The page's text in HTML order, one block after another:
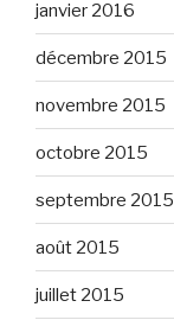
janvier 2016
décembre 2015
novembre 2015
octobre 2015
septembre 2015
août 2015
juillet 2015